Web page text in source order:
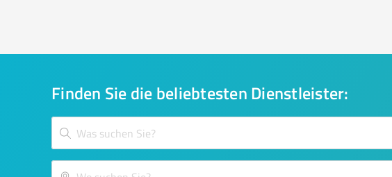
Finden Sie die beliebtesten Dienstleister: